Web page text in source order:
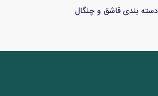
دسته بندی قاشق و چنگال